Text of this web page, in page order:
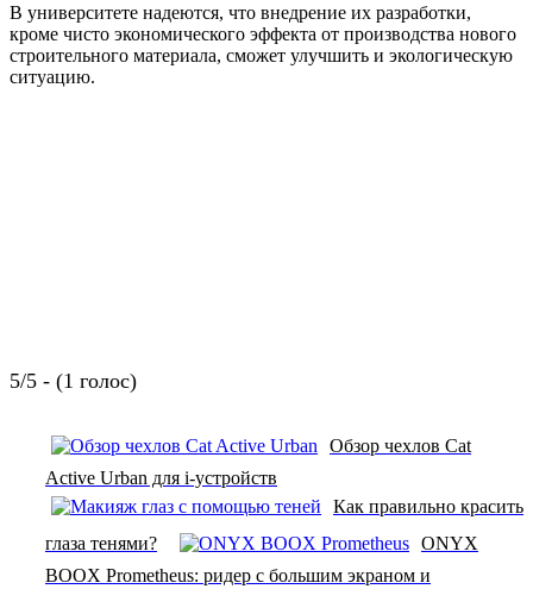
В университете надеются, что внедрение их разработки,
кроме чисто экономического эффекта от производства нового
строительного материала, сможет улучшить и экологическую
ситуацию.
5/5 - (1 голос)
Обзор чехлов Cat
Active Urban для i-устройств
Как правильно красить
глаза тенями?
ONYX
BOOX Prometheus: ридер с большим экраном и